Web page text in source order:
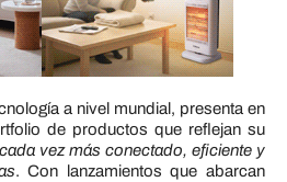
a nivel mundial, presenta en
de productos que reflejan su
vez más conectado, eficiente y
. Con lanzamientos que abarcan